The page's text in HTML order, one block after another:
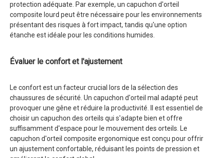
protection adéquate. Par exemple, un capuchon d'orteil
composite lourd peut être nécessaire pour les environnements
présentant des risques à fort impact, tandis qu'une option
étanche est idéale pour les conditions humides.
Évaluer le confort et l'ajustement
Le confort est un facteur crucial lors de la sélection des
chaussures de sécurité. Un capuchon d'orteil mal adapté peut
provoquer une gêne et réduire la productivité. Il est essentiel de
choisir un capuchon des orteils qui s'adapte bien et offre
suffisamment d'espace pour le mouvement des orteils. Le
capuchon d'orteil composite ergonomique est conçu pour offrir
un ajustement confortable, réduisant les points de pression et